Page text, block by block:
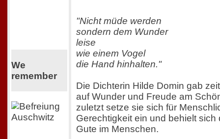
We
remember
"Nicht müde werden
sondern dem Wunder
leise
wie einem Vogel
die Hand hinhalten."
Die Dichterin Hilde Domin gab
auf Wunder und Freude am
zuletzt setze sie sich für
Gerechtigkeit ein und behielt
Gute im Menschen.